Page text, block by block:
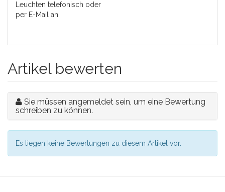
Leuchten telefonisch oder
per E-Mail an.
Artikel bewerten
Sie müssen angemeldet sein, um eine Bewertung
schreiben zu können.
Es liegen keine Bewertungen zu diesem Artikel vor.